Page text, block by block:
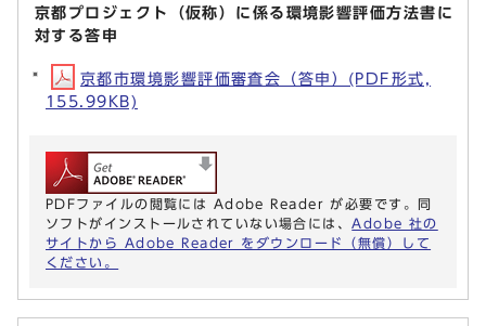
京都プロジェクト（仮称）に係る環境影響評価方法書に
対する答申
京都市環境影響評価審査会（答申）(PDF形式,
155.99KB)
PDFファイルの閲覧には Adobe Reader が必要です。同
ソフトがインストールされていない場合には、 Adobe 社の
サイトから Adobe Reader をダウンロード（無償）して
ください。